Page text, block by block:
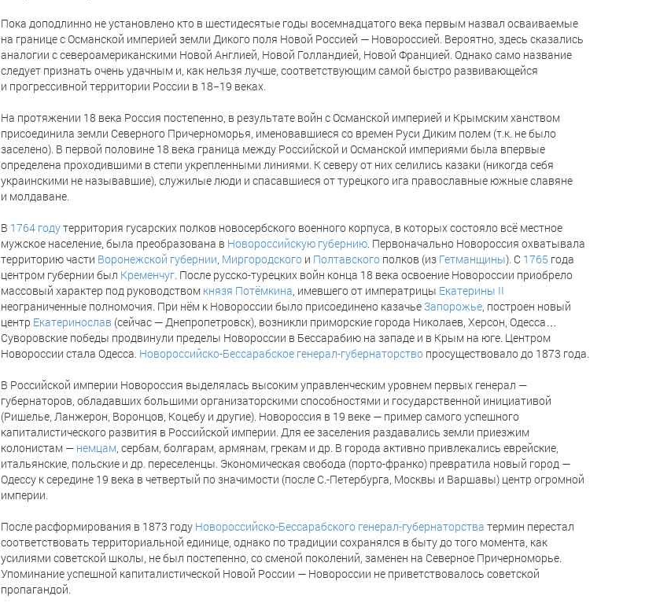
Пока доподлинно не установлено кто в шестидесятые годы восемнадцатого века первым назвал осваиваемые
на границе с Османской империей земли Дикого поля Новой Россией — Новороссией. Вероятно, здесь сказались
аналогии с североамериканскими Новой Англией, Новой Голландией, Новой Францией. Однако само название
следует признать очень удачным и, как нельзя лучше, соответствующим самой быстро развивающейся
и прогрессивной территории России в 18−19 веках.
На протяжении 18 века Россия постепенно, в результате войн с Османской империей и Крымским ханством
присоединила земли Северного Причерноморья, именовавшиеся со времен Руси Диким полем (т.к. не было
заселено). В первой половине 18 века граница между Российской и Османской империями была впервые
определена проходившими в степи укрепленными линиями. К северу от них селились казаки (никогда себя
украинскими не называвшие), служилые люди и спасавшиеся от турецкого ига православные южные славяне
и молдаване.
В 1764 годутерритория гусарских полков новосербского военного корпуса, в которых состояло всё местное
мужское население, была преобразована в Новороссийскую губернию. Первоначально Новороссия охватывала
территорию части Воронежской губернии, Миргородского и Полтавского полков (из Гетманщины). C 1765 года
центром губернии был Кременчуг. После русско-турецких войн конца 18 века освоение Новороссии приобрело
массовый характер под руководством князя Потёмкина, имевшего от императрицы Екатерины II
неограниченные полномочия. При нём к Новороссии было присоединено казачьеЗапорожье, построен новый
центр Екатеринослав (сейчас — Днепропетровск), возникли приморские города Николаев, Херсон, Одесса…
Суворовские победы продвинули пределы Новороссии в Бессарабию на западе и в Крым на юге. Центром
Новороссии стала Одесса. Новороссийско-Бессарабское генерал-губернаторство просуществовало до 1873 года.
В Российской империи Новороссия выделялась высоким управленческим уровнем первых генерал —
губернаторов, обладавших большими организаторскими способностями и государственной инициативой
(Ришелье, Ланжерон, Воронцов, Коцебу и другие). Новороссия в 19 веке — пример самого успешного
капиталистического развития в Российской империи. Для ее заселения раздавались земли приезжим
колонистам — немцам, сербам, болгарам, армянам, грекам и др. В города активно привлекались еврейские,
итальянские, польские и др. переселенцы. Экономическая свобода (порто-франко) превратила новый город —
Одессу к середине 19 века в четвертый по значимости (после С.-Петербурга, Москвы и Варшавы) центр огромной
империи.
После расформирования в 1873 году Новороссийско-Бессарабского генерал-губернаторства термин перестал
соответствовать территориальной единице, однако по традиции сохранялся в быту до того момента, как
усилиями советской школы, не был постепенно, со сменой поколений, заменен на Северное Причерноморье.
Упоминание успешной капиталистической Новой России — Новороссии не приветствовалось советской
пропагандой.